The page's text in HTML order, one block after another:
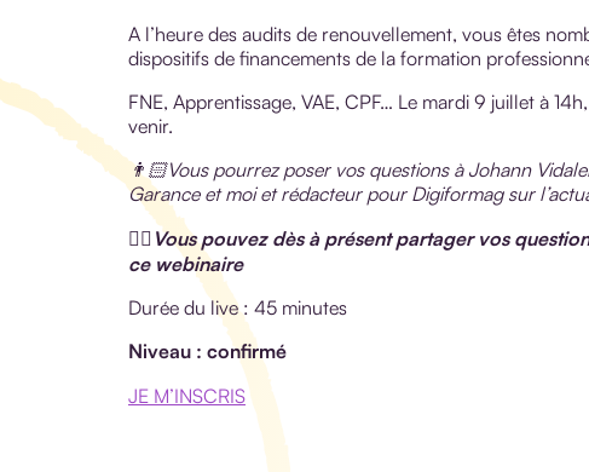
A l’heure des audits de renouvellement, vous êtes
dispositifs de financements de la formation
FNE, Apprentissage, VAE, CPF… Le mardi 9 juillet à
venir.
👨🏻Vous pourrez poser vos questions à Johann
Garance et moi et rédacteur pour Digiformag sur
✍🏻Vous pouvez dès à présent partager vos
ce webinaire
Durée du live : 45 minutes
Niveau : confirmé
JE M’INSCRIS